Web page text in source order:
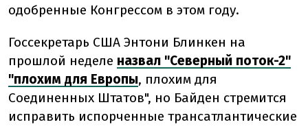
одобренные Конгрессом в этом году.
Госсекретарь США Энтони Блинкен на
прошлой неделе назвал "Северный поток-2"
"плохим для Европы, плохим для
Соединенных Штатов", но Байден стремится
исправить испорченные трансатлантические